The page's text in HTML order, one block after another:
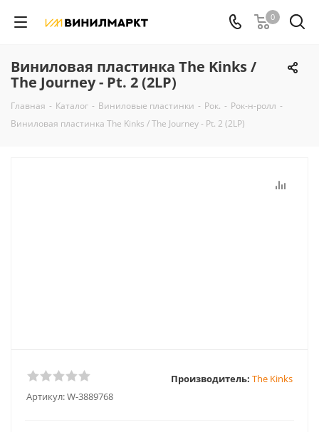
0
Виниловая пластинка The Kinks /
The Journey - Pt. 2 (2LP)
Главная - Каталог - Виниловые пластинки - Рок. - Рок-н-ролл -
Виниловая пластинка The Kinks / The Journey - Pt. 2 (2LP)
Артикул:W-3889768
Производитель: The Kinks